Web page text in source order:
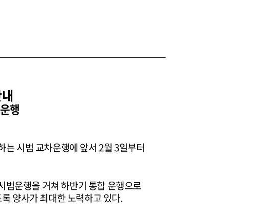
행
시범 교차운행에 앞서 2월 3일부터
범운행을 거쳐 하반기 통합 운행으로
양사가 최대한 노력하고 있다.